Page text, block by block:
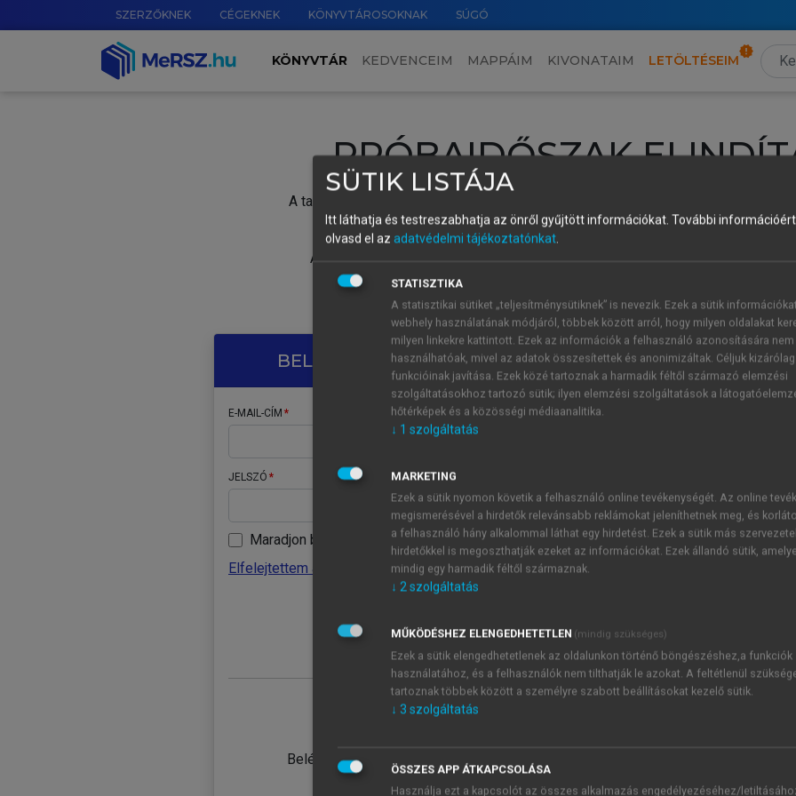
SZERZŐKNEK CÉGEKNEK KÖNYVTÁROSOKNAK SÚGÓ
KÖNYVTÁR KEDVENCEIM MAPPÁIM KIVONATAIM LETÖLTÉSEIM
PRÓBAIDŐSZAK
A tartalom megtekintéséhez lépj be a saját fiókoddal, iskolai azonosítóddal vagy
Új felhasználóként1 óra díjmentes hozzáférésrevagy
A próbaidőszak elindításához,
vagy hozz
A regisztráció után a
BELÉPÉS SAJÁT FIÓKKAL
E-MAIL-CÍM
JELSZÓ
Maradjon belépve
Elfelejtettem a jelszavamat
Belépés intézményi azonosítóval
ÚJ FIÓK
1 óra
JELSZÓ
Kérek értesítést a MeRSZ
Kérek értesítést az
SÜTIK LISTÁJA
Itt láthatja és testreszabhatja az önről gyűjtött információkat. További
olvasd el az adatvédelmi tájékoztatónkat.
STATISZTIKA
A statisztikai sütiket „teljesítménysütiknek” is nevezik. Ezek a sütik
webhely használatának módjáról, többek között arról, hogy milyen oldalakat
milyen linkekre kattintott. Ezek az információk a felhasználó azonosítására nem
használhatóak, mivel az adatok összesítettek és anonimizáltak. Céljuk
funkcióinak javítása. Ezek közé tartoznak a harmadik féltől származó elemzési
szolgáltatásokhoz tartozó sütik; ilyen elemzési szolgáltatások a
hőtérképek és a közösségi médiaanalitika.
↓ 1 szolgáltatás
MARKETING
Ezek a sütik nyomon követik a felhasználó online tevékenységét. Az online
megismerésével a hirdetők relevánsabb reklámokat jeleníthetnek meg, és
a felhasználó hány alkalommal láthat egy hirdetést. Ezek a sütik más
hirdetőkkel is megoszthatják ezeket az információkat. Ezek állandó sütik,
mindig egy harmadik féltől származnak.
↓ 2szolgáltatás
MŰKÖDÉSHEZ ELENGEDHETETLEN (mindig szükséges)
Ezek a sütik elengedhetetlenek az oldalunkon történő böngészéshez,a funkciók
használatához, és a felhasználók nem tilthatják le azokat. A feltétlenül
tartoznak többek között a személyre szabott beállításokat kezelő sütik.
↓ 3 szolgáltatás
ÖSSZES APP ÁTKAPCSOLÁSA
Használja ezt a kapcsolót az összes alkalmazás engedélyezéséhez/